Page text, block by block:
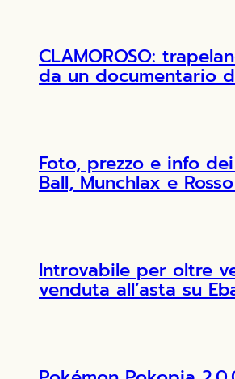
CLAMOROSO:
da un documentario
Foto, prezzo e info
Ball, Munchlax e
Introvabile per oltre
venduta all’asta su